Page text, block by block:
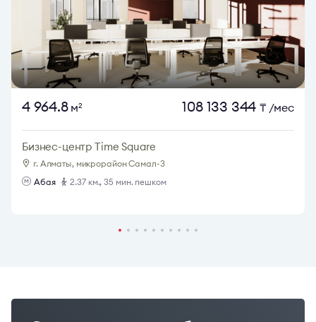
4 964.8м2 108 133 344 ₸ /мес
Бизнес-центр Time Square
г. Алматы, микрорайон Самал-3
Абая
2.37 км., 35 мин. пешком